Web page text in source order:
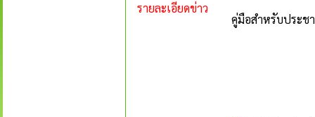
รายละเอียดข่าว
คู่มือสำหรับประช